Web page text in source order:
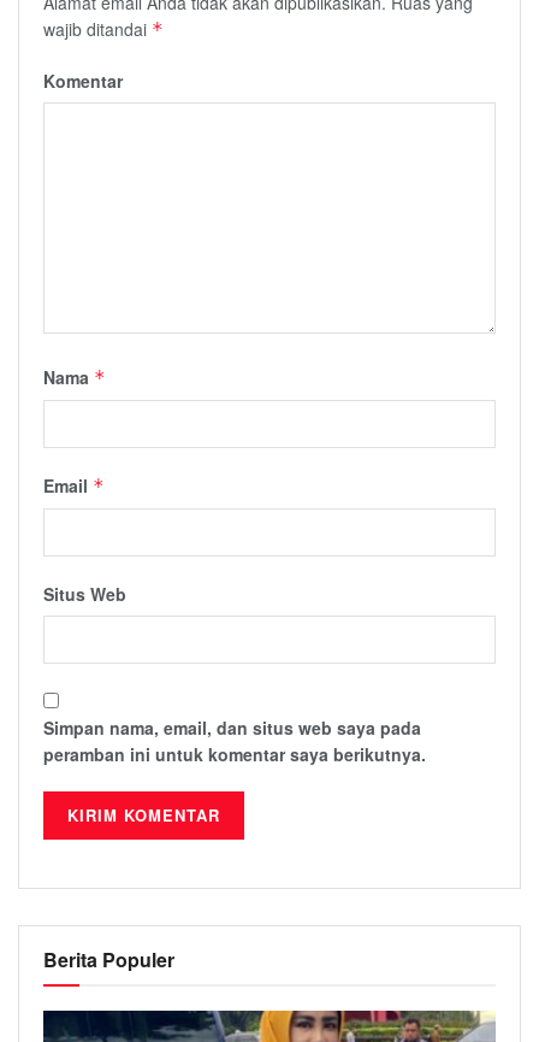
wajib ditandai *
Komentar
Nama *
Email *
Situs Web
Simpan nama, email, dan situs web saya pada
peramban ini untuk komentar saya berikutnya.
Berita Populer